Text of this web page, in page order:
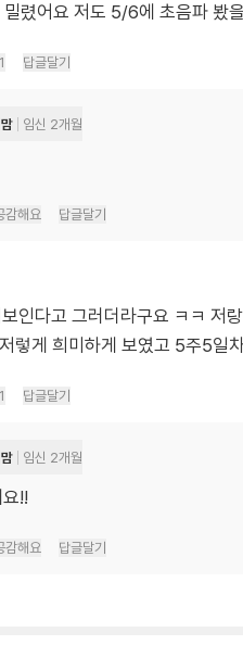
렸어요 저도 5/6에 초음파 봤
1 답글달기
임신 2개월
감해요 답글달기
인다고 그러더라구요 ㅋㅋ 저
렇게 희미하게 보였고 5주5일
1 답글달기
임신 2개월
!!
감해요 답글달기